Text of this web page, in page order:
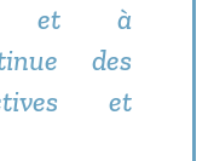
et à
des
et